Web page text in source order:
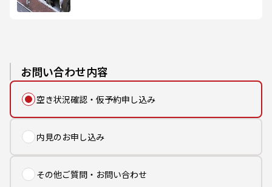
お問い合わせ内容
空き状況確認・仮予約申し込み
内見のお申し込み
その他ご質問・お問い合わせ